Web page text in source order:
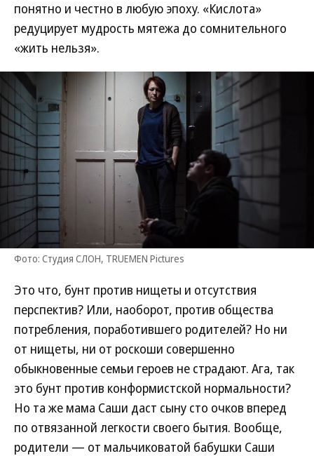
понятно и честно в любую эпоху. «Кислота»
редуцирует мудрость мятежа до сомнительного
«жить нельзя».
Фото: Студия СЛОН, TRUEMEN Pictures
Это что, бунт против нищеты и отсутствия
перспектив? Или, наоборот, против общества
потребления, поработившего родителей? Но ни
от нищеты, ни от роскоши совершенно
обыкновенные семьи героев не страдают. Ага, так
это бунт против конформистской нормальности?
Но та же мама Саши даст сыну сто очков вперед
по отвязанной легкости своего бытия. Вообще,
родители — от мальчиковатой бабушки Саши